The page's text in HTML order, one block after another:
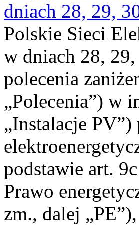
dniach 28, 29,
Polskie Sieci
w dniach 28,
polecenia
„Polecenia”) w
„Instalacje
podstawie art.
Prawo
zm., dalej